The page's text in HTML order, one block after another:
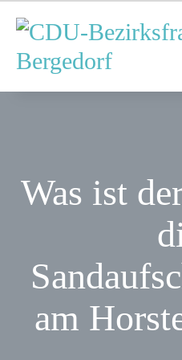
Was ist
am
MOIN!
AKTUELLES
TERMINE
KONTAKT